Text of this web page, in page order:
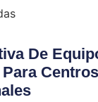
De
Centros